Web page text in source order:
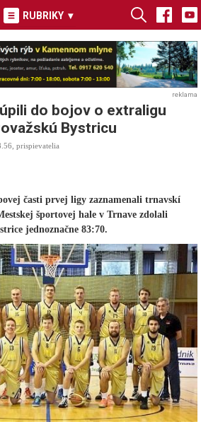
RUBRIKY ▾
reklama
do bojov o extraligu
Bystricu
prispievatelia
časti prvej ligy zaznamenali trnavskí
športovej hale v Trnave zdolali
jednoznačne 83:70.